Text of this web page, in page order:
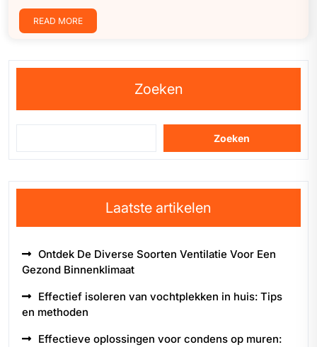
READ MORE
Zoeken
Zoeken
Laatste artikelen
Ontdek De Diverse Soorten Ventilatie Voor Een
Gezond Binnenklimaat
Effectief isoleren van vochtplekken in huis: Tips
en methoden
Effectieve oplossingen voor condens op muren: